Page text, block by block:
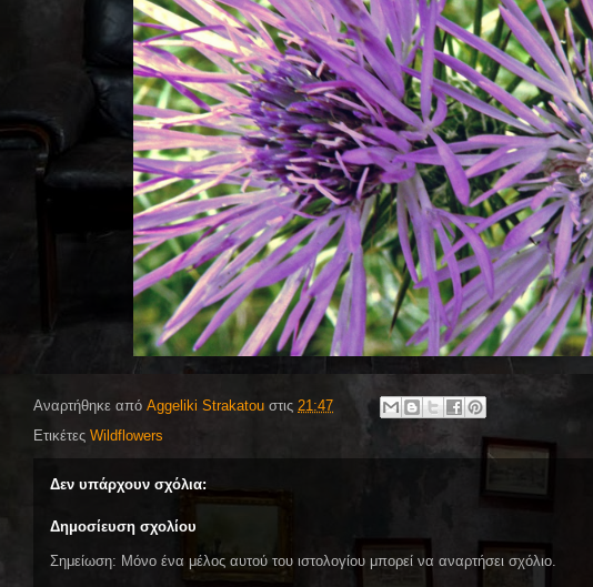
Αναρτήθηκε από Aggeliki Strakatou στις 21:47
Ετικέτες Wildflowers
Δεν υπάρχουν σχόλια:
Δημοσίευση σχολίου
Σημείωση: Μόνο ένα μέλος αυτού του ιστολογίου μπορεί να αναρτήσει σχόλιο.